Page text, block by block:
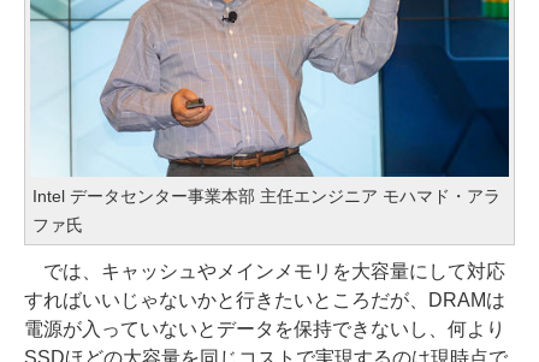
Intel データセンター事業本部 主任エンジニア モハマド・アラ
ファ氏
では、キャッシュやメインメモリを大容量にして対応
すればいいじゃないかと行きたいところだが、DRAMは
電源が入っていないとデータを保持できないし、何より
SSDほどの大容量を同じコストで実現するのは現時点で